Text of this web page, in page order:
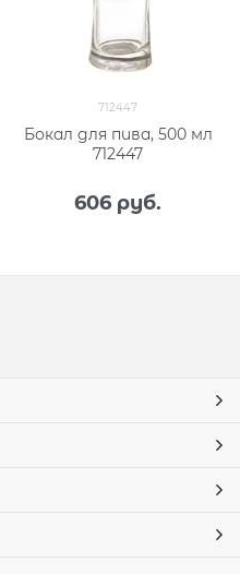
712447
Бокал для пива, 500 мл
712447
606 руб.